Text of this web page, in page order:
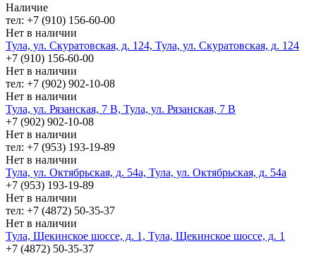
Наличие
тел: +7 (910) 156-60-00
Нет в наличии
Тула, ул. Скуратовская, д. 124, Тула, ул. Скуратовская, д. 124
+7 (910) 156-60-00
Нет в наличии
тел: +7 (902) 902-10-08
Нет в наличии
Тула, ул. Рязанская, 7 В, Тула, ул. Рязанская, 7 В
+7 (902) 902-10-08
Нет в наличии
тел: +7 (953) 193-19-89
Нет в наличии
Тула, ул. Октябрьская, д. 54а, Тула, ул. Октябрьская, д. 54а
+7 (953) 193-19-89
Нет в наличии
тел: +7 (4872) 50-35-37
Нет в наличии
Тула, Щекинское шоссе, д. 1, Тула, Щекинское шоссе, д. 1
+7 (4872) 50-35-37